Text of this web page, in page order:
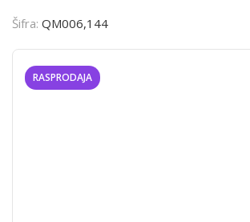
Šifra: QM006,144
RASPRODAJA